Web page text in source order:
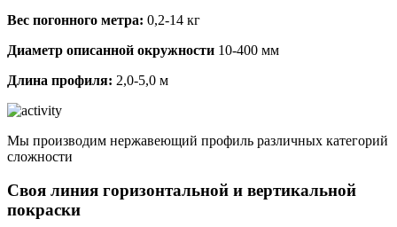
Вес погонного метра: 0,2-14 кг
Диаметр описанной окружности 10-400 мм
Длина профиля: 2,0-5,0 м
Мы производим нержавеющий профиль различных категорий
сложности
Своя линия горизонтальной и вертикальной
покраски